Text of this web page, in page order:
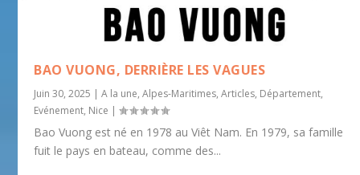
BAO VUONG, DERRIÈRE LES VAGUES
Juin 30, 2025 |A la une,Alpes-Maritimes,Articles, Département,
Evénement, Nice |
Bao Vuong est né en 1978 au Viêt Nam. En 1979, sa famille
fuit le pays en bateau, comme des...